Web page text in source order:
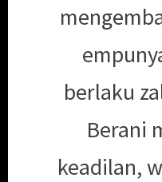
berlaku
Berani
keadilan,